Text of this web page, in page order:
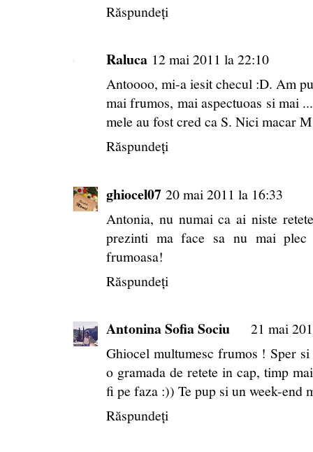
Răspundeți
Raluca 12 mai 2011 la 22:10
Antoooo, mi-a iesit checul :D. Am
mai frumos, mai aspectuoas si mai
mele au fost cred ca S. Nici macar
Răspundeți
ghiocel07 20 mai 2011 la 16:33
Antonia, nu numai ca ai niste
prezinti ma face sa nu mai plec
frumoasa!
Răspundeți
Antonina Sofia Sociu
21 mai
Ghiocel multumesc frumos ! Sper
o gramada de retete in cap, timp
fi pe faza :)) Te pup si un week-end
Răspundeți